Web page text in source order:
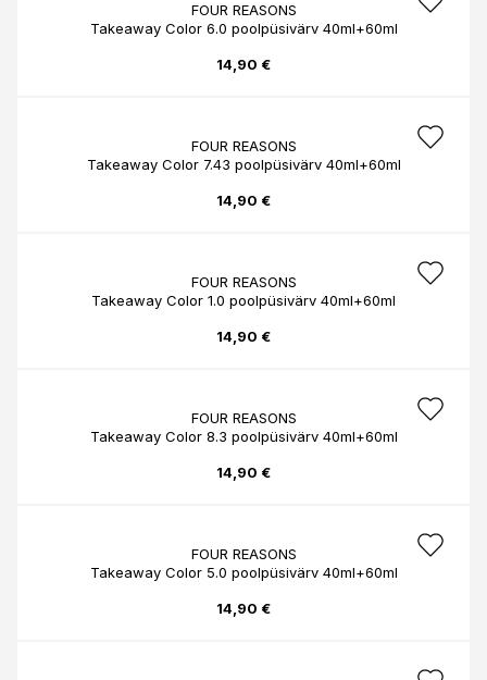
FOUR REASONS
Takeaway Color 6.0 poolpüsivärv 40ml+60ml
14,90 €
FOUR REASONS
Takeaway Color 7.43 poolpüsivärv 40ml+60ml
14,90 €
FOUR REASONS
Takeaway Color 1.0 poolpüsivärv 40ml+60ml
14,90 €
FOUR REASONS
Takeaway Color 8.3 poolpüsivärv 40ml+60ml
14,90 €
FOUR REASONS
Takeaway Color 5.0 poolpüsivärv 40ml+60ml
14,90 €